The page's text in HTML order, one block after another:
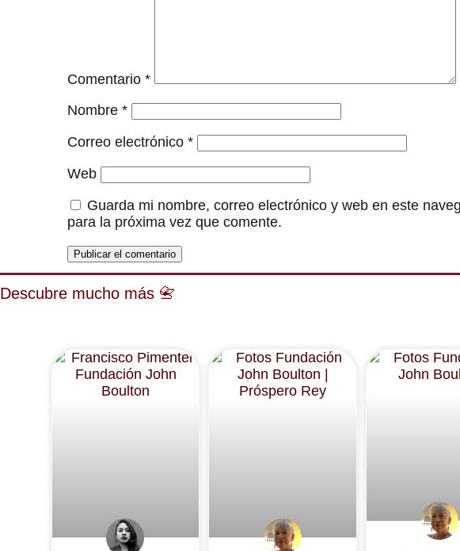
Comentario *
Nombre *
Correo electrónico *
Web
Guarda mi nombre, correo electrónico y web en este
para la próxima vez que comente.
Descubre mucho más 📇